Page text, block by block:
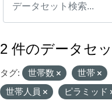
2 件のデータセ
タグ: 世帯数 世帯
世帯人員
ピラミッド